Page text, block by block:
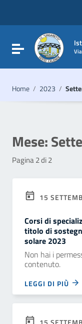
Vai al footer
Attiva / disattiva
Home / 2023 /
Mese:
Pagina 2 di 2
15
Corsi di
titolo di
solare 2023
Non hai i
contenuto.
LEGGI DI PIÙ